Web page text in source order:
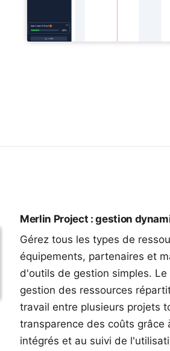
Merlin Project : gestion
Gérez tous les types de
équipements, partenaires et
d'outils de gestion simples.
gestion des ressources
travail entre plusieurs projets
transparence des coûts grâce
intégrés et au suivi de